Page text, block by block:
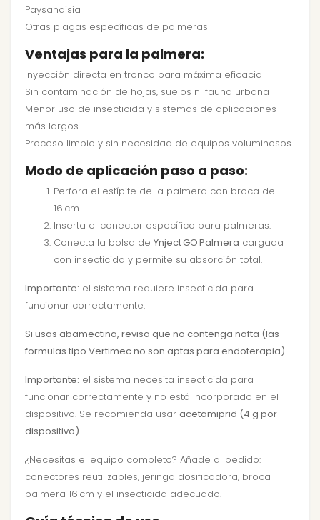
Paysandisia
Otras plagas específicas de palmeras
Ventajas para la palmera:
Inyección directa en tronco para máxima eficacia
Sin contaminación de hojas, suelos ni fauna urbana
Menor uso de insecticida y sistemas de aplicaciones
más largos
Proceso limpio y sin necesidad de equipos voluminosos
Modo de aplicación paso a paso:
Perfora el estípite de la palmera con broca de
16 cm.
Inserta el conector específico para palmeras.
Conecta la bolsa de Ynject GO Palmera cargada
con insecticida y permite su absorción total.
Importante: el sistema requiere insecticida para
funcionar correctamente.
Si usas abamectina, revisa que no contenga nafta (las
formulas tipo Vertimec no son aptas para endoterapia).
Importante: el sistema necesita insecticida para
funcionar correctamente y no está incorporado en el
dispositivo. Se recomienda usar acetamiprid (4 g por
dispositivo).
¿Necesitas el equipo completo? Añade al pedido:
conectores reutilizables, jeringa dosificadora, broca
palmera 16 cm y el insecticida adecuado.